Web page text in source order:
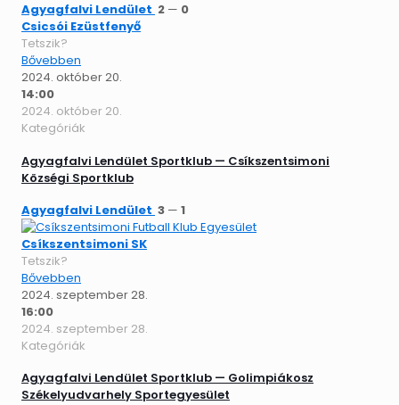
Agyagfalvi Lendület 2 — 0
Csicsói Ezüstfenyő
Tetszik?
Bővebben
2024. október 20.
14:00
2024. október 20.
Kategóriák
Agyagfalvi Lendület Sportklub — Csíkszentsimoni
Községi Sportklub
Agyagfalvi Lendület 3 — 1
Csíkszentsimoni SK
Tetszik?
Bővebben
2024. szeptember 28.
16:00
2024. szeptember 28.
Kategóriák
Agyagfalvi Lendület Sportklub — Golimpiákosz
Székelyudvarhely Sportegyesület